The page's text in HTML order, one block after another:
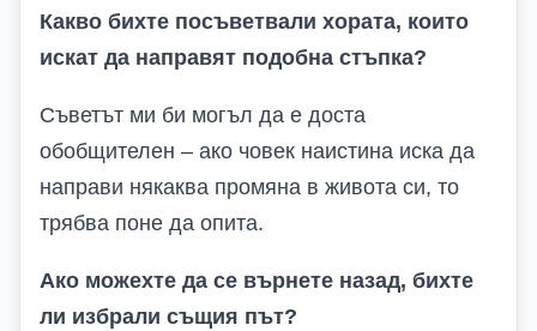
Какво бихте посъветвали хората, които
искат да направят подобна стъпка?
Съветът ми би могъл да е доста
обобщителен – ако човек наистина иска да
направи някаква промяна в живота си, то
трябва поне да опита.
Ако можехте да се върнете назад, бихте
ли избрали същия път?